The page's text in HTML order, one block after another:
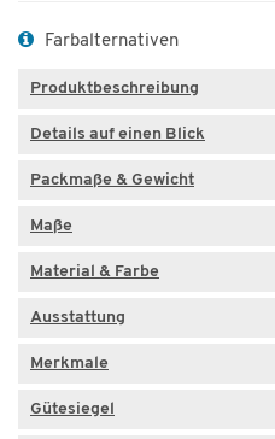
Farbalternativen
Produktbeschreibung
Details auf einen Blick
Packmaße & Gewicht
Maße
Material & Farbe
Ausstattung
Merkmale
Gütesiegel